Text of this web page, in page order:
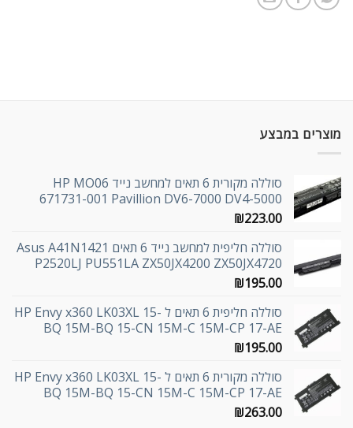
מוצרים במבצע
סוללה מקורית 6 תאים למחשב נייד HP MO06
671731-001 Pavillion DV6-7000 DV4-5000
₪223.00
סוללה חליפית למחשב נייד 6 תאים Asus A41N1421
P2520LJ PU551LA ZX50JX4200 ZX50JX4720
₪195.00
סוללה חליפית 6 תאים ל HP Envy x360 LK03XL 15-
BQ 15M-BQ 15-CN 15M-C 15M-CP 17-AE
₪195.00
סוללה מקורית 6 תאים ל HP Envy x360 LK03XL 15-
BQ 15M-BQ 15-CN 15M-C 15M-CP 17-AE
₪263.00